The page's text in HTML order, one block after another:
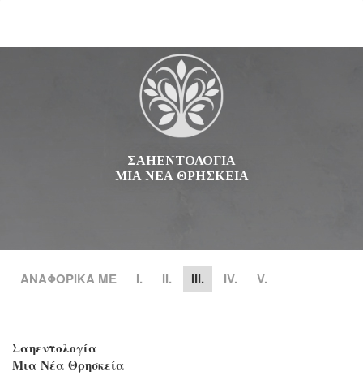
ΣΑΗΕΝΤΟΛΟΓΙΑ
ΜΙΑ ΝΕΑ ΘΡΗΣΚΕΙΑ
ΑΝΑΦΟΡΙΚΑ ΜΕ Ι. II. III. IV. V.
Σαηεντολογία
Μια Νέα Θρησκεία